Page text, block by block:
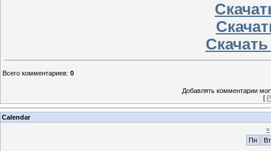
Всего комментариев: 0
Добавлять комментарии
[
Calendar
«
Пн
Вт